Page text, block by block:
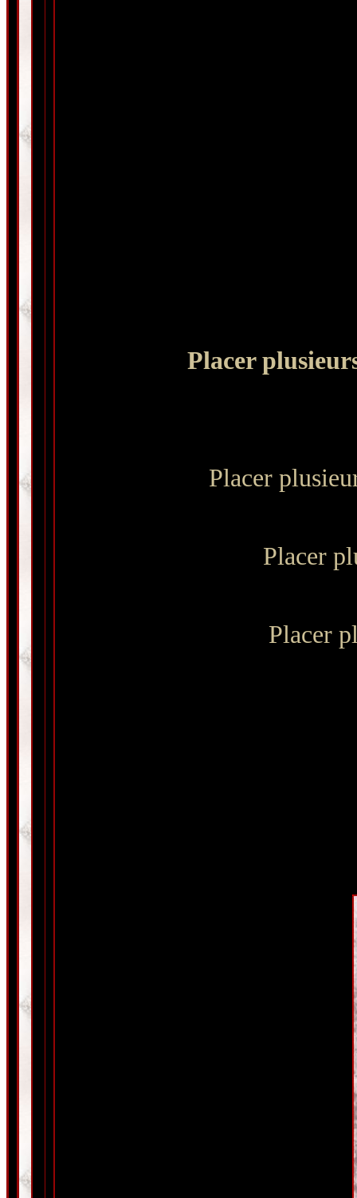
Placer
Placer
Placer
Placer